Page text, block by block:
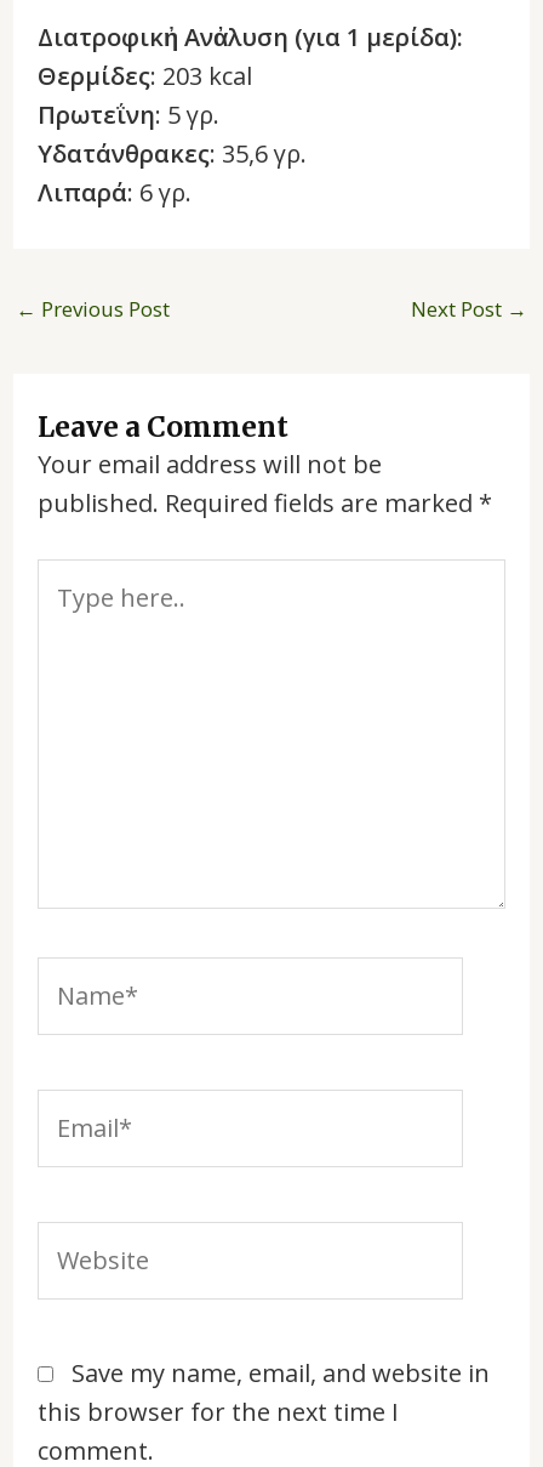
Διατροφικἠ Ανἀλυση (για 1 μερίδα):
Θερμίδες: 203 kcal
Πρωτεΐνη: 5 γρ.
Υδατάνθρακες: 35,6 γρ.
Λιπαρά: 6 γρ.
← Previous Post Next Post →
Leave a Comment
Your email address will not be
published. Required fields are marked *
here..
Save my name, email, and website in
this browser for the next time I
comment.